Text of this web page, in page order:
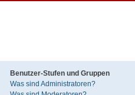
Benutzer-Stufen und Gruppen
Was sind Administratoren?